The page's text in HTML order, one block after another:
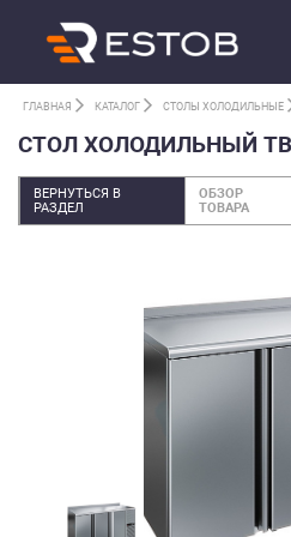
ГЛАВНАЯ КАТАЛОГ СТОЛЫ ХОЛОДИЛЬНЫЕ
СТОЛ ХОЛОДИЛЬНЫЙ TB
ВЕРНУТЬСЯ В
РАЗДЕЛ
ОБЗОР
ТОВАРА